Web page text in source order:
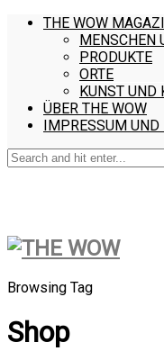
THE WOW
MENSCHEN
PRODUKTE
ORTE
KUNST UND
ÜBER THE WOW
IMPRESSUM UND
Browsing Tag
Shop